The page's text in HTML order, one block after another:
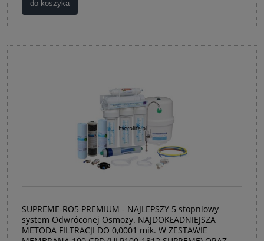
do koszyka
SUPREME-RO5 PREMIUM - NAJLEPSZY 5 stopniowy
system Odwróconej Osmozy. NAJDOKŁADNIEJSZA
METODA FILTRACJI DO 0,0001 mik. W ZESTAWIE